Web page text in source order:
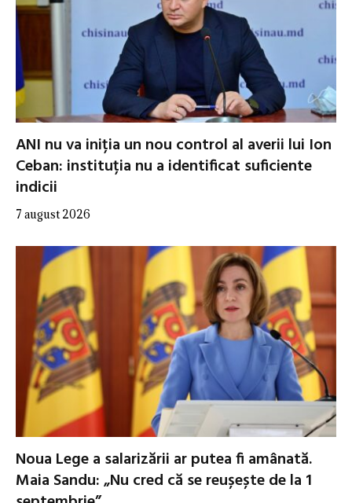
ANI nu va iniția un nou control al averii lui Ion
Ceban: instituția nu a identificat suficiente
indicii
7 august 2026
Noua Lege a salarizării ar putea fi amânată.
Maia Sandu: „Nu cred că se reușește de la 1